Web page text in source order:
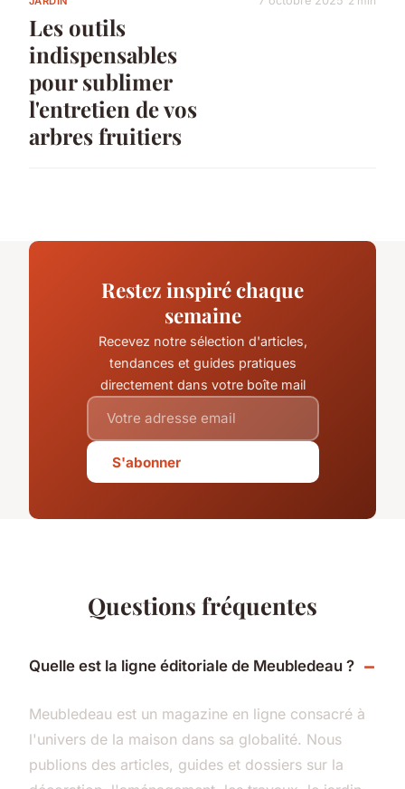
Les outils
indispensables
pour sublimer
l'entretien de vos
arbres fruitiers
Restez inspiré chaque
semaine
Recevez notre sélection d'articles,
tendances et guides pratiques
directement dans votre boîte mail
S'abonner
Questions fréquentes
Quelle est la ligne éditoriale de Meubledeau ?
Meubledeau est un magazine en ligne consacré à
l'univers de la maison dans sa globalité. Nous
publions des articles, guides et dossiers sur la